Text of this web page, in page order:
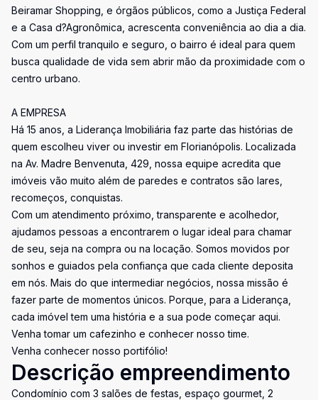
Beiramar Shopping, e órgãos públicos, como a Justiça Federal
e a Casa d?Agronômica, acrescenta conveniência ao dia a dia.
Com um perfil tranquilo e seguro, o bairro é ideal para quem
busca qualidade de vida sem abrir mão da proximidade com o
centro urbano.
A EMPRESA
Há 15 anos, a Liderança Imobiliária faz parte das histórias de
quem escolheu viver ou investir em Florianópolis. Localizada
na Av. Madre Benvenuta, 429, nossa equipe acredita que
imóveis vão muito além de paredes e contratos são lares,
recomeços, conquistas.
Com um atendimento próximo, transparente e acolhedor,
ajudamos pessoas a encontrarem o lugar ideal para chamar
de seu, seja na compra ou na locação. Somos movidos por
sonhos e guiados pela confiança que cada cliente deposita
em nós. Mais do que intermediar negócios, nossa missão é
fazer parte de momentos únicos. Porque, para a Liderança,
cada imóvel tem uma história e a sua pode começar aqui.
Venha tomar um cafezinho e conhecer nosso time.
Venha conhecer nosso portifólio!
Descrição empreendimento
Condomínio com 3 salões de festas, espaço gourmet, 2